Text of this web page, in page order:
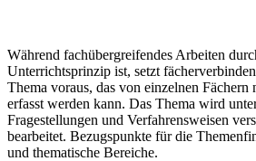
Während fachübergreifendes Arbeiten
Unterrichtsprinzip ist, setzt
Thema voraus, das von einzelnen
erfasst werden kann. Das Thema wird
Fragestellungen und Verfahrensweisen
bearbeitet. Bezugspunkte für die
und thematische Bereiche.